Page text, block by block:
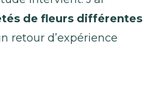
de fleurs différentes
retour d’expérience